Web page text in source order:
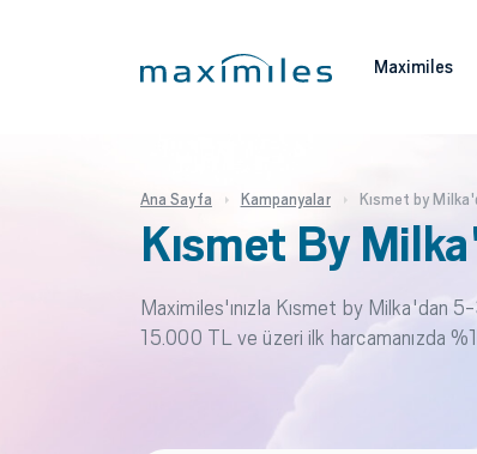
Maximiles
Ana Sayfa Kampanyalar Kısmet by
Kısmet By
Maximiles'ınızla Kısmet by Milka'dan
15.000 TL ve üzeri ilk harcamanızda